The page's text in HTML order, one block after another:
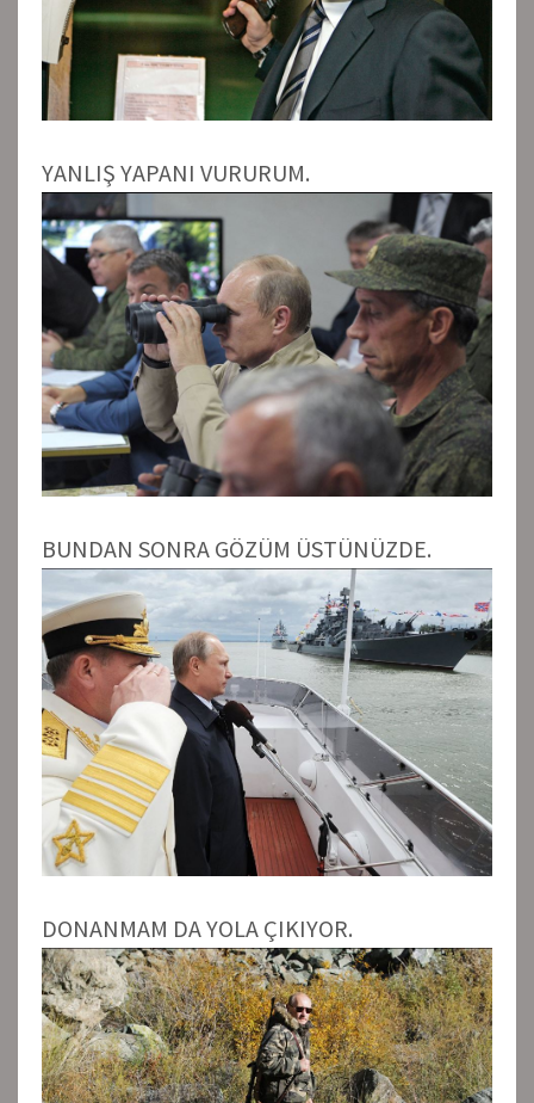
YANLIŞ YAPANI VURURUM.
BUNDAN SONRA GÖZÜM ÜSTÜNÜZDE.
DONANMAM DA YOLA ÇIKIYOR.